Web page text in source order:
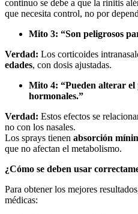
continuo se debe a que la rinitis
que necesita control, no por
Mito 3: “Son peligrosos
Verdad: Los corticoides
edades, con dosis ajustadas.
Mito 4: “Pueden alterar el
hormonales.”
Verdad: Estos efectos se
no con los nasales.
Los sprays tienen absorción
que no afectan el metabolismo.
¿Cómo se deben usar
Para obtener los mejores
médicas: